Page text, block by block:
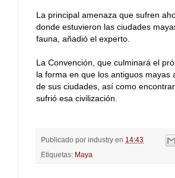
La principal amenaza que sufren
donde estuvieron las ciudades
fauna, añadió el experto.
La Convención, que culminará el
la forma en que los antiguos
de sus ciudades, así como
sufrió esa civilización.
Publicado por industry en 14:43
Etiquetas: Maya